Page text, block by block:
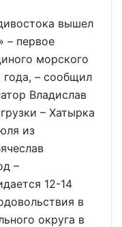
вышел
– первое
морского
– сообщил
Владислав
– Хатырка
из
–
12-14
в
округа в